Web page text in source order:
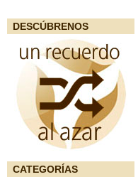
DESCÚBRENOS
CATEGORÍAS